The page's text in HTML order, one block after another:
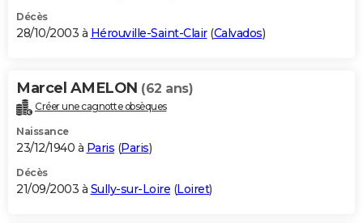
Décès
28/10/2003 à Hérouville-Saint-Clair(Calvados)
Marcel AMELON (62 ans)
Créer une cagnotte obsèques
Naissance
23/12/1940 à Paris (Paris)
Décès
21/09/2003 à Sully-sur-Loire (Loiret)